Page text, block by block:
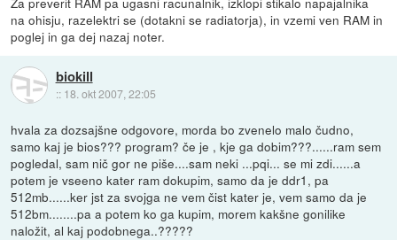
na ohisju, razelektri se (dotakni se radiatorja), in vzemi ven RAM in
poglej in ga dej nazaj noter.
biokill
:: 18. okt 2007, 22:05
hvala za dozsajšne odgovore, morda bo zvenelo malo čudno,
samo kaj je bios??? program? če je , kje ga dobim???......ram sem
pogledal, sam nič gor ne piše....sam neki ...pqi... se mi zdi......a
potem je vseeno kater ram dokupim, samo da je ddr1, pa
512mb......ker jst za svojga ne vem čist kater je, vem samo da je
512bm........pa a potem ko ga kupim, morem kakšne gonilike
naložit, al kaj podobnega..?????